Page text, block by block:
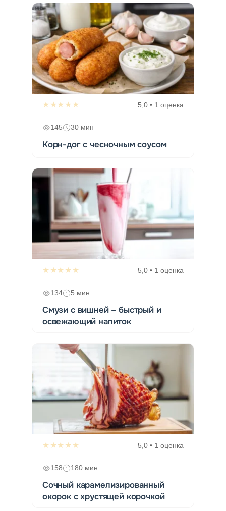
★★★★★ 5,0 • 1 оценка
145 30 мин
Корн-дог с чесночным соусом
★★★★★ 5,0 • 1 оценка
134 5 мин
Смузи с вишней – быстрый и
освежающий напиток
★★★★★ 5,0 • 1 оценка
158 180 мин
Сочный карамелизированный
окорок с хрустящей корочкой